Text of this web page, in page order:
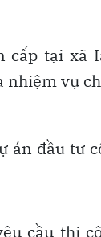
cấp tại xã
nhiệm vụ
án đầu tư
cầu thi